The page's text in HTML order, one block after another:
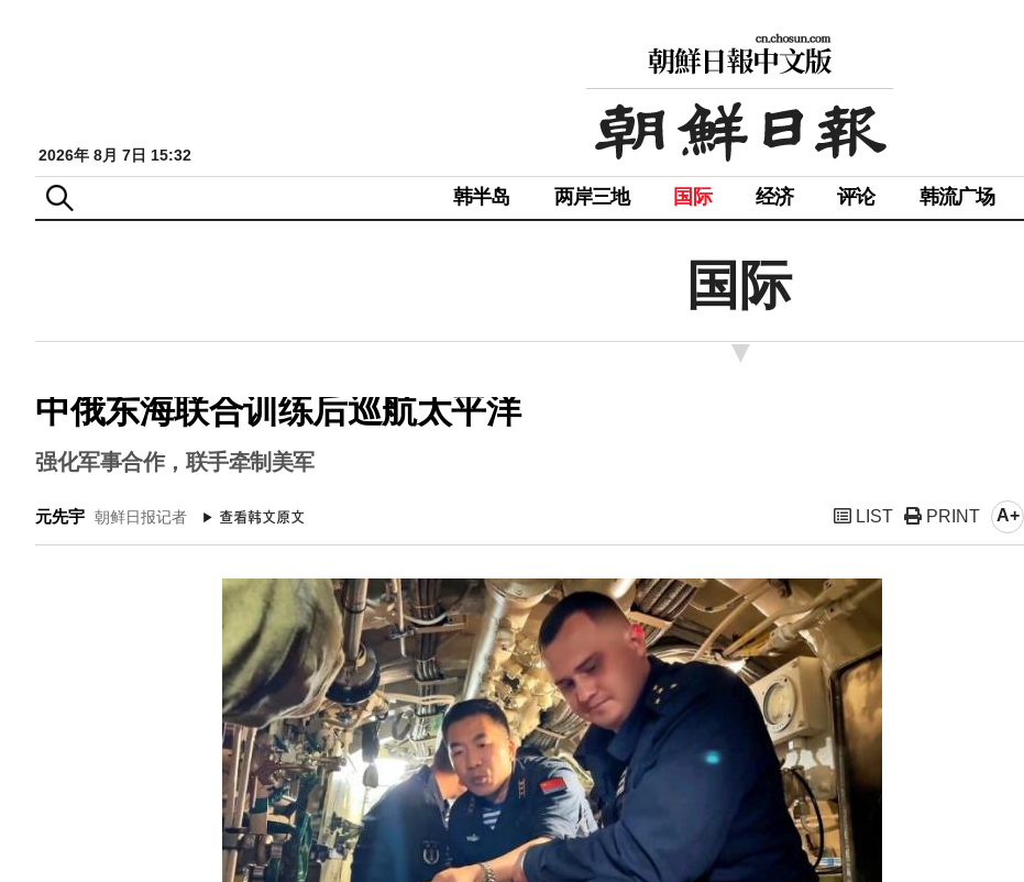
2026年 8月 7日 15:32
韩半岛 两岸三地 国际 经济 评论 韩流广场
国际
中俄东海联合训练后巡航太平洋
强化军事合作，联手牵制美军
元先宇 朝鲜日报记者 LIST PRINT A+